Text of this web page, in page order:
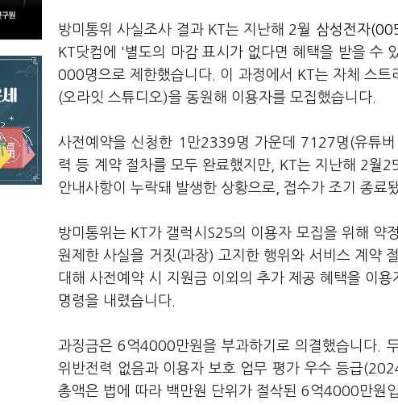
방미통위 사실조사 결과 KT는 지난해 2월 삼성전자
KT닷컴에 '별도의 마감 표시가 없다면 혜택을 받을 수
000명으로 제한했습니다. 이 과정에서 KT는 자체 스
(오라잇 스튜디오)을 동원해 이용자를 모집했습니다.
사전예약을 신청한 1만2339명 가운데 7127명(유튜
력 등 계약 절차를 모두 완료했지만, KT는 지난해 2월
안내사항이 누락돼 발생한 상황으로, 접수가 조기 종료
방미통위는 KT가 갤럭시S25의 이용자 모집을 위해 약
원제한 사실을 거짓(과장) 고지한 행위와 서비스 계약
대해 사전예약 시 지원금 이외의 추가 제공 혜택을 이
명령을 내렸습니다.
과징금은 6억4000만원을 부과하기로 의결했습니다.
위반전력 없음과 이용자 보호 업무 평가 우수 등급
총액은 법에 따라 백만원 단위가 절삭된 6억4000만원